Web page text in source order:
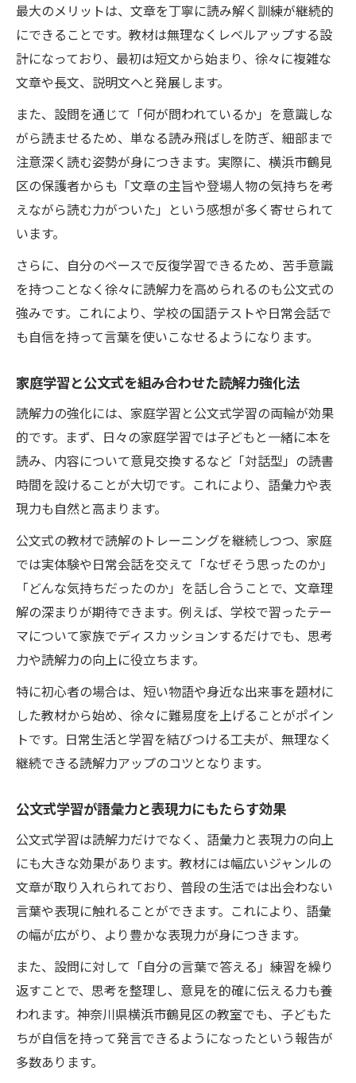
最大のメリットは、文章を丁寧に読み解く訓練が継続的
にできることです。教材は無理なくレベルアップする設
計になっており、最初は短文から始まり、徐々に複雑な
文章や長文、説明文へと発展します。
また、設問を通じて「何が問われているか」を意識しな
がら読ませるため、単なる読み飛ばしを防ぎ、細部まで
注意深く読む姿勢が身につきます。実際に、横浜市鶴見
区の保護者からも「文章の主旨や登場人物の気持ちを考
えながら読む力がついた」という感想が多く寄せられて
います。
さらに、自分のペースで反復学習できるため、苦手意識
を持つことなく徐々に読解力を高められるのも公文式の
強みです。これにより、学校の国語テストや日常会話で
も自信を持って言葉を使いこなせるようになります。
家庭学習と公文式を組み合わせた読解力強化法
読解力の強化には、家庭学習と公文式学習の両輪が効果
的です。まず、日々の家庭学習では子どもと一緒に本を
読み、内容について意見交換するなど「対話型」の読書
時間を設けることが大切です。これにより、語彙力や表
現力も自然と高まります。
公文式の教材で読解のトレーニングを継続しつつ、家庭
では実体験や日常会話を交えて「なぜそう思ったのか」
「どんな気持ちだったのか」を話し合うことで、文章理
解の深まりが期待できます。例えば、学校で習ったテー
マについて家族でディスカッションするだけでも、思考
力や読解力の向上に役立ちます。
特に初心者の場合は、短い物語や身近な出来事を題材に
した教材から始め、徐々に難易度を上げることがポイン
トです。日常生活と学習を結びつける工夫が、無理なく
継続できる読解力アップのコツとなります。
公文式学習が語彙力と表現力にもたらす効果
公文式学習は読解力だけでなく、語彙力と表現力の向上
にも大きな効果があります。教材には幅広いジャンルの
文章が取り入れられており、普段の生活では出会わない
言葉や表現に触れることができます。これにより、語彙
の幅が広がり、より豊かな表現力が身につきます。
また、設問に対して「自分の言葉で答える」練習を繰り
返すことで、思考を整理し、意見を的確に伝える力も養
われます。神奈川県横浜市鶴見区の教室でも、子どもた
ちが自信を持って発言できるようになったという報告が
多数あります。